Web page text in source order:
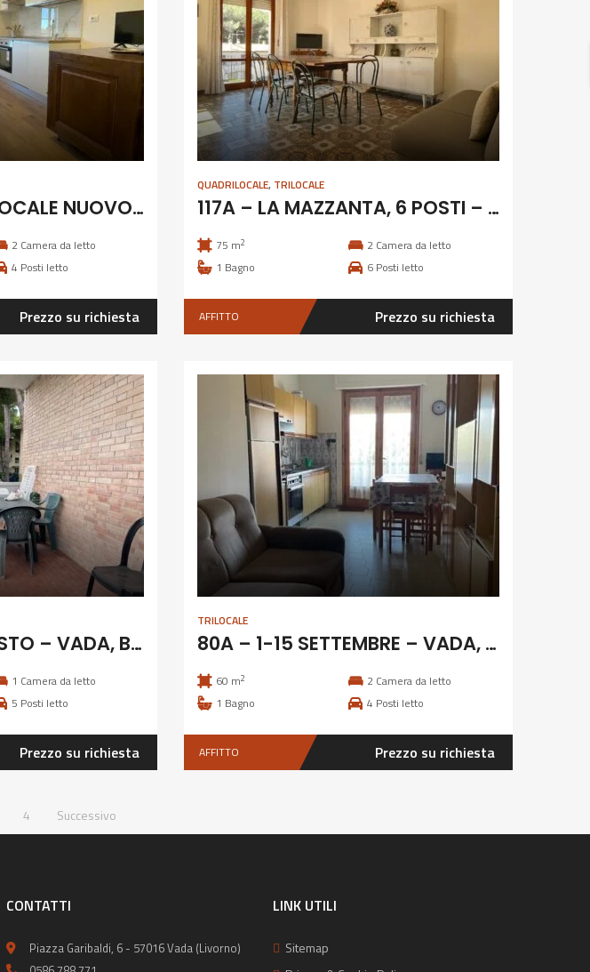
111A – VADA, TRILOCALE NUOVO 4 POSTI
2 Camera da letto
4 Posti letto
Prezzo su richiesta
QUADRILOCALE, TRILOCALE
117A – LA MAZZANTA, 6 POSTI – LUGLIO E SETTEMBRE
75 m2 2 Camera da letto
1 Bagno 6 Posti letto
AFFITTO Prezzo su richiesta
99A – 23/31 AGOSTO – VADA, BILOCALE A 400 M DAL MARE
1 Camera da letto
5 Posti letto
Prezzo su richiesta
TRILOCALE
80A – 1-15 SETTEMBRE – VADA, 4 POSTI
60 m2 2 Camera da letto
1 Bagno 4 Posti letto
AFFITTO Prezzo su richiesta
4 Successivo
CONTATTI
Piazza Garibaldi, 6 - 57016 Vada (Livorno)
LINK UTILI
Sitemap